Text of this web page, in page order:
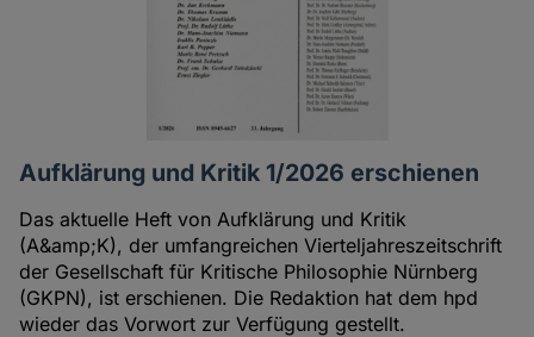
Aufklärung und Kritik 1/2026 erschienen
Das aktuelle Heft von Aufklärung und Kritik
(A&amp;K), der umfangreichen Vierteljahreszeitschrift
der Gesellschaft für Kritische Philosophie Nürnberg
(GKPN), ist erschienen. Die Redaktion hat dem hpd
wieder das Vorwort zur Verfügung gestellt.